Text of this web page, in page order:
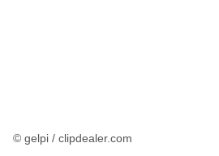
© gelpi / clipdealer.com